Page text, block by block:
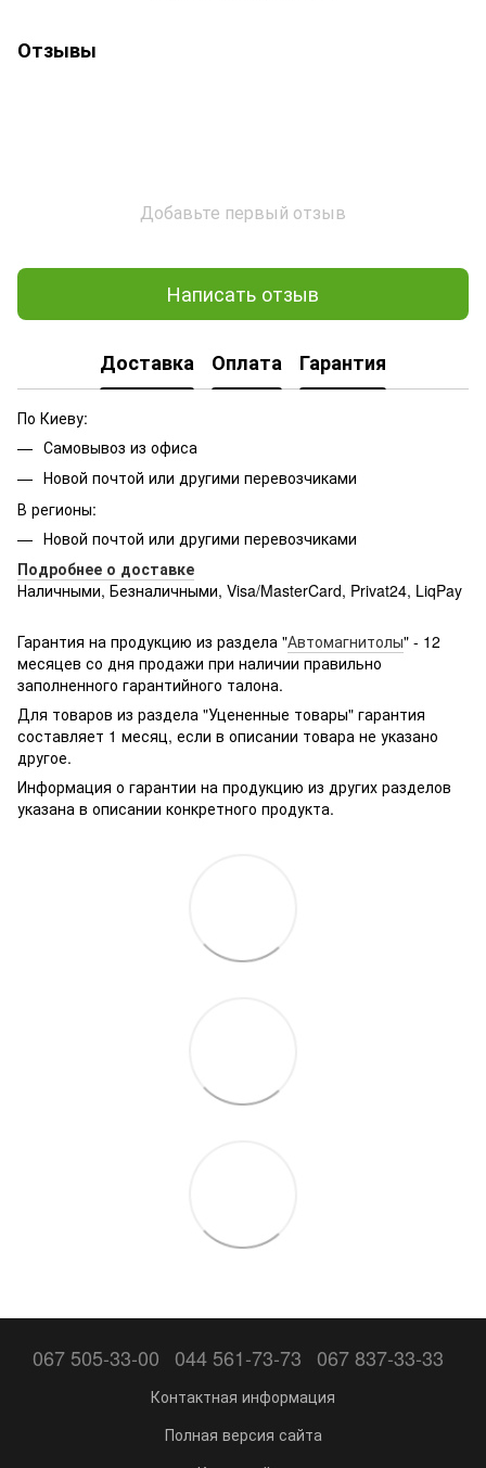
Отзывы
Добавьте первый отзыв
Написать отзыв
Доставка Оплата Гарантия
По Киеву:
Самовывоз из офиса
Новой почтой или другими перевозчиками
В регионы:
Новой почтой или другими перевозчиками
Подробнее о доставке
Наличными, Безналичными, Visa/MasterCard, Privat24, LiqPay
g361hhadsek/p3316040/#
Гарантия на продукцию из раздела "Автомагнитолы" - 12
месяцев со дня продажи при наличии правильно
заполненного гарантийного талона.
Для товаров из раздела "Уцененные товары" гарантия
составляет 1 месяц, если в описании товара не указано
другое.
Информация о гарантии на продукцию из других разделов
указана в описании конкретного продукта.
067 505-33-00 044 561-73-73 067 837-33-33
Контактная информация
Полная версия сайта